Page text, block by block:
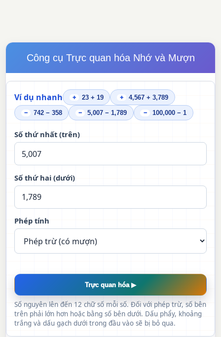
Công cụ Trực quan hóa Nhớ và Mượn
Ví dụ nhanh + 23 + 19 + 4,567 + 3,789
− 742 − 358 − 5,007 − 1,789 − 100,000 − 1
Số thứ nhất (trên)
Số thứ hai (dưới)
Phép tính
Trực quan hóa ▶
Số nguyên lên đến 12 chữ số mỗi số. Đối với phép trừ, số bên
trên phải lớn hơn hoặc bằng số bên dưới. Dấu phẩy, khoảng
trắng và dấu gạch dưới trong đầu vào sẽ bị bỏ qua.